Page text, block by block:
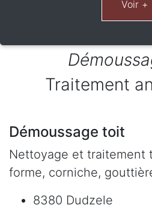
Traitement
Démoussage toit
Nettoyage et traitement
forme, corniche,
8380 Dudzele